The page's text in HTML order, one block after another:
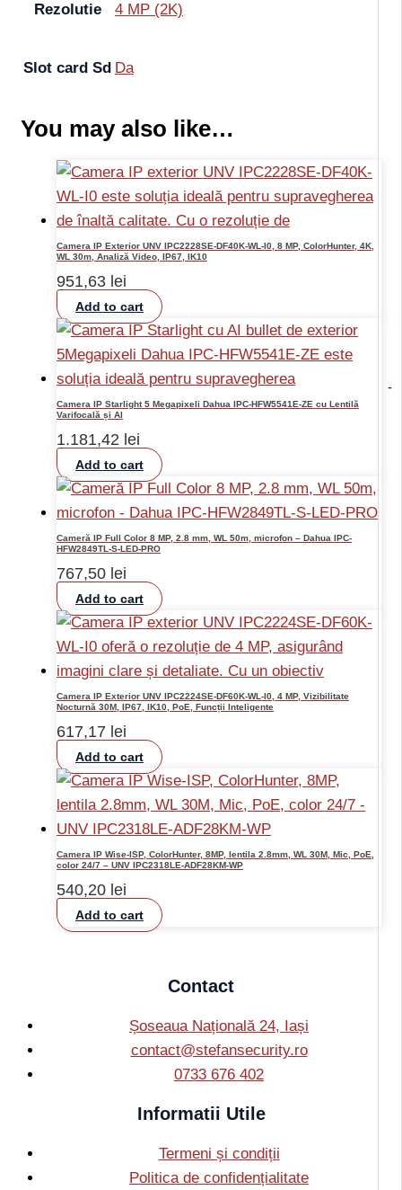
-
Rezolutie 4 MP (2K)
Slot card Sd Da
You may also like…
Camera IP Exterior UNV IPC2228SE-DF40K-WL-I0, 8 MP, ColorHunter, 4K,
WL 30m, Analiză Video, IP67, IK10
951,63 lei
Add to cart
Camera IP Starlight 5 Megapixeli Dahua IPC-HFW5541E-ZE cu Lentilă
Varifocală și AI
1.181,42 lei
Add to cart
Cameră IP Full Color 8 MP, 2.8 mm, WL 50m, microfon – Dahua IPC-
HFW2849TL-S-LED-PRO
767,50 lei
Add to cart
Camera IP Exterior UNV IPC2224SE-DF60K-WL-I0, 4 MP, Vizibilitate
Nocturnă 30M, IP67, IK10, PoE, Funcții Inteligente
617,17 lei
Add to cart
Camera IP Wise-ISP, ColorHunter, 8MP, lentila 2.8mm, WL 30M, Mic, PoE,
color 24/7 – UNV IPC2318LE-ADF28KM-WP
540,20 lei
Add to cart
Contact
Șoseaua Națională 24, Iași
contact@stefansecurity.ro
0733 676 402
Informatii Utile
Termeni și condiții
Politica de confidențialitate